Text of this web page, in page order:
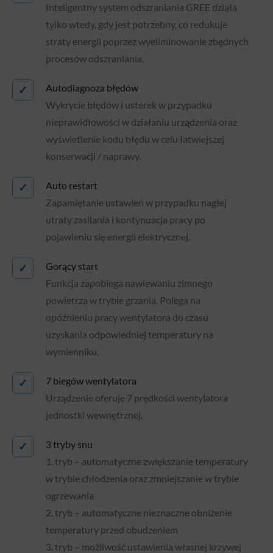
Inteligentny system odszraniania GREE działa
tylko wtedy, gdy jest potrzebny, co redukuje
straty energii poprzez wyeliminowanie zbędnych
procesów odszraniania.
✓
Autodiagnoza błędów
Wykrycie błędów i usterek w przypadku
nieprawidłowości w działaniu urządzenia oraz
wyświetlenie kodu błędu w celu łatwiejszej
konserwacji / naprawy.
✓
Auto restart
Zapamiętanie ustawień w przypadku nagłej
utraty zasilania i kontynuacja pracy po
pojawieniu się energii elektrycznej.
✓
Gorący start
Funkcja zapobiega nawiewaniu zimnego
powietrza w trybie grzania. Polega na
opóźnieniu pracy wentylatora do czasu
uzyskania odpowiedniej temperatury na
wymienniku.
✓
7 biegów wentylatora
Urządzenie oferuje 7 prędkości wentylatora
jednostki wewnętrznej.
✓
3 tryby snu
1. tryb – automatyczne zwiększanie temperatury
w trybie chłodzenia oraz zmniejszanie w trybie
ogrzewania
2. tryb – automatyczne nieznaczne obniżenie
temperatury przed obudzeniem
3. tryb – możliwość ustawienia własnej krzywej